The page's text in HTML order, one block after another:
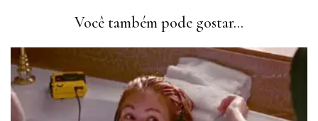
Você também pode gostar...